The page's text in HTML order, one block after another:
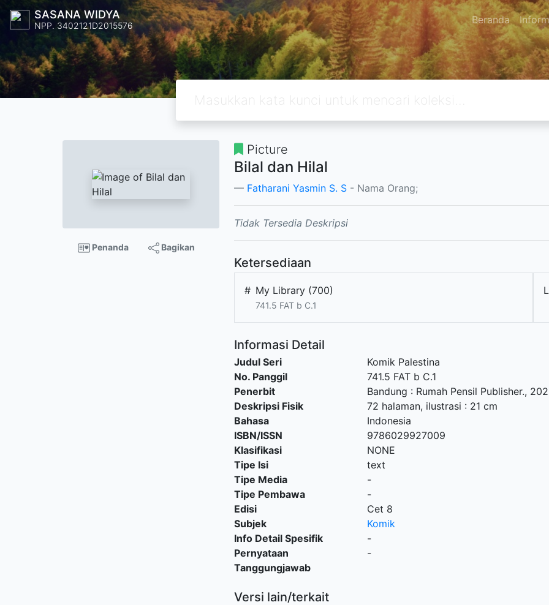
SASANA WIDYA
NPP. 3402121D2015576 Beranda
Penanda Bagikan
Picture
Bilal dan Hilal
Fatharani Yasmin S. S - Nama Orang;
Tidak Tersedia Deskripsi
Ketersediaan
# My Library (700)
741.5 FAT b C.1
Informasi Detail
Judul Seri
Komik Palestina
No. Panggil
741.5 FAT b C.1
Penerbit
Bandung : Rumah Pensil Publisher.,
Deskripsi Fisik
72 halaman, ilustrasi : 21 cm
Bahasa
Indonesia
ISBN/ISSN
9786029927009
Klasifikasi
NONE
Tipe Isi
text
Tipe Media
-
Tipe Pembawa
-
Edisi
Cet 8
Subjek
Komik
Info Detail Spesifik
-
Pernyataan
Tanggungjawab
-
Versi lain/terkait